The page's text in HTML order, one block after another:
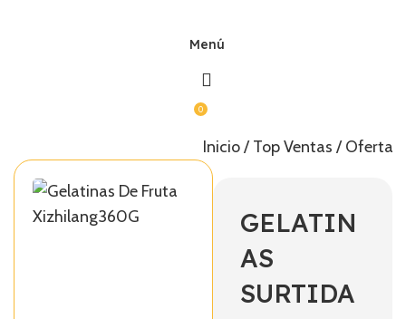
Menú
0
Inicio Top Ventas Ofertas
GELATIN
AS
SURTIDA